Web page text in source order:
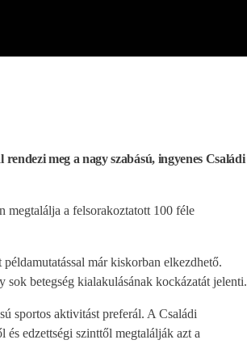
meg a nagy szabású, ingyenes Családi
megtalálja a felsorakoztatott 100 féle
már kiskorban elkezdhető.
betegség kialakulásának kockázatát jelenti.
sportos aktivitást preferál. A Családi
edzettségi szinttől megtalálják azt a